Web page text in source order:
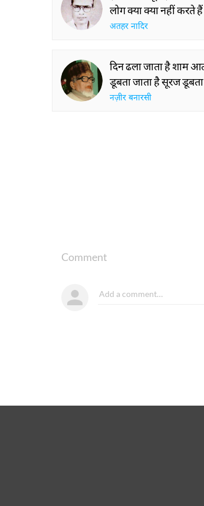
लोग क्या क्या नहीं करते
अतहर नादिर
दिन ढला जाता है शाम
डूबता जाता है सूरज
नज़ीर बनारसी
Comment